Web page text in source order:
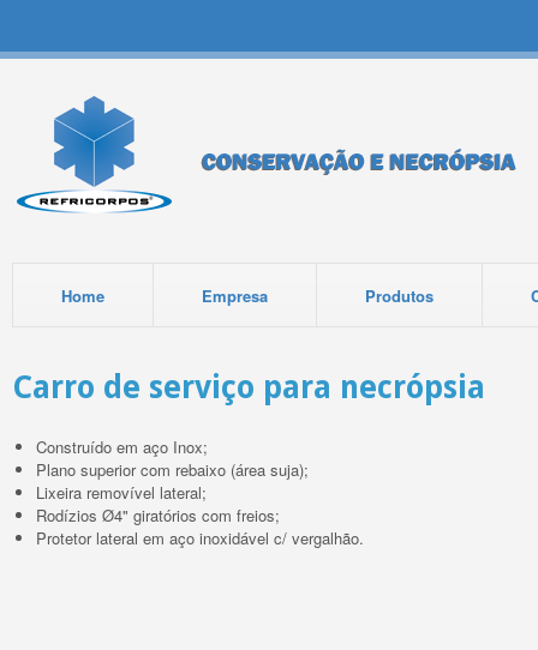
Home Empresa Produtos
Carro de serviço para necrópsia
Construído em aço Inox;
Plano superior com rebaixo (área suja);
Lixeira removível lateral;
Rodízios Ø4" giratórios com freios;
Protetor lateral em aço inoxidável c/ vergalhão.